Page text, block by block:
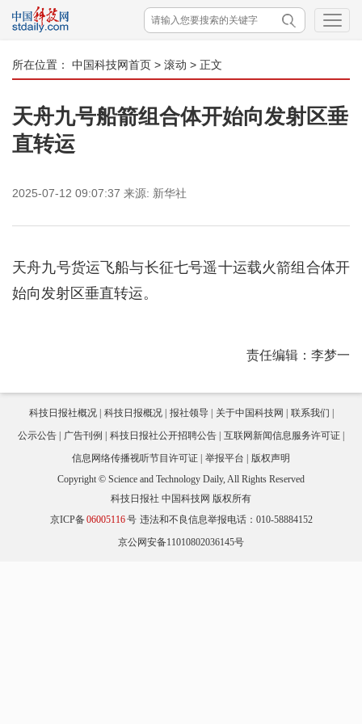
所在位置： 中国科技网首页 > 滚动 > 正文
天舟九号船箭组合体开始向发射区垂
直转运
2025-07-12 09:07:37 来源: 新华社
天舟九号货运飞船与长征七号遥十运载火箭组合体开
始向发射区垂直转运。
责任编辑：李梦一
科技日报社概况 科技日报概况 报社领导 关于中国科技网
联系我们
公示公告
广告刊例 科技日报社公开招聘公告
互联网新闻信息服务许可证
信息网络传播视听节目许可证
举报平台
版权声明
Copyright © Science and Technology Daily, All Rights Reserved
科技日报社 中国科技网 版权所有
京ICP备06005116号 违法和不良信息举报电话：010-58884152
京公网安备11010802036145号